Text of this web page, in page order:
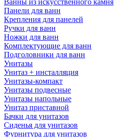
Ванны из искусственного камня
Панели для ванн
Крепления для панелей
Ручки для ванн
Ножки для ванн
Комплектующие для ванн
Подголовники для ванн
Унитазы
Унитаз + инсталляция
Унитазы-компакт
Унитазы подвесные
Унитазы напольные
Унитаз приставной
Бачки для унитазов
Сиденья для унитазов
Фурнитура для унитазов